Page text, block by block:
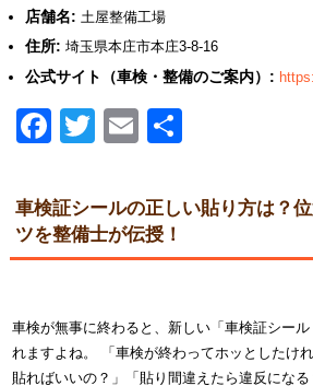
店舗名: 土屋整備工場
住所: 埼玉県本庄市本庄3-8-16
公式サイト（車検・整備のご案内）:
Facebook
TwitterEmail
車検証シールの正しい貼り方は？
ツを整備士が伝授！
車検が無事に終わると、新しい「車検証シー
れますよね。 「車検が終わってホッとしたけ
貼ればいいの？」「貼り間違えたら違反にな